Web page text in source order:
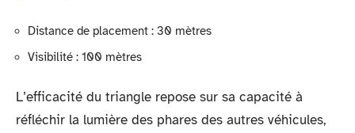
Distance de placement : 30 mètres
Visibilité : 100 mètres
L’efficacité du triangle repose sur sa capacité à
réfléchir la lumière des phares des autres véhicules,